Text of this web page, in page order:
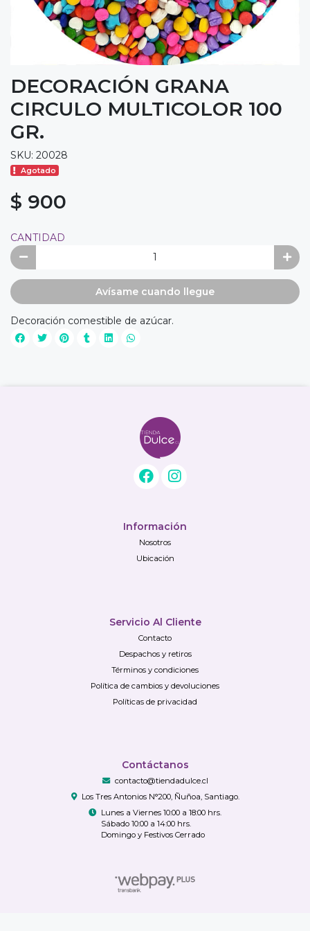
DECORACIÓN GRANA
CIRCULO MULTICOLOR 100
GR.
SKU: 20028
Agotado
$ 900
CANTIDAD
Avísame cuando llegue
Decoración comestible de azúcar.
Información
Nosotros
Ubicación
Servicio Al Cliente
Contacto
Despachos y retiros
Términos y condiciones
Política de cambios y devoluciones
Políticas de privacidad
Contáctanos
contacto@tiendadulce.cl
Los Tres Antonios N°200, Ñuñoa, Santiago.
Lunes a Viernes 10:00 a 18:00 hrs.
Sábado 10:00 a 14:00 hrs.
Domingo y Festivos Cerrado